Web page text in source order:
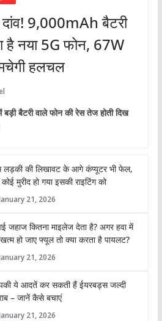
9,000mAh बैटरी
नया 5G फोन, 67W
हलचल
बड़ी बैटरी वाले फोन की रेस तेज होती दिख
लड़की की लिखावट के आगे कंप्यूटर भी फेल,
मुरीद हो गया इसकी राइटिंग को
21, 2026
जहाज कितना माइलेज देता है? अगर हवा में
हो जाए फ्यूल तो क्या करता है पायलट?
21, 2026
ये आदतें कर सकती हैं ईयरबड्स जल्दी
– जानें कैसे बचाएं
21, 2026